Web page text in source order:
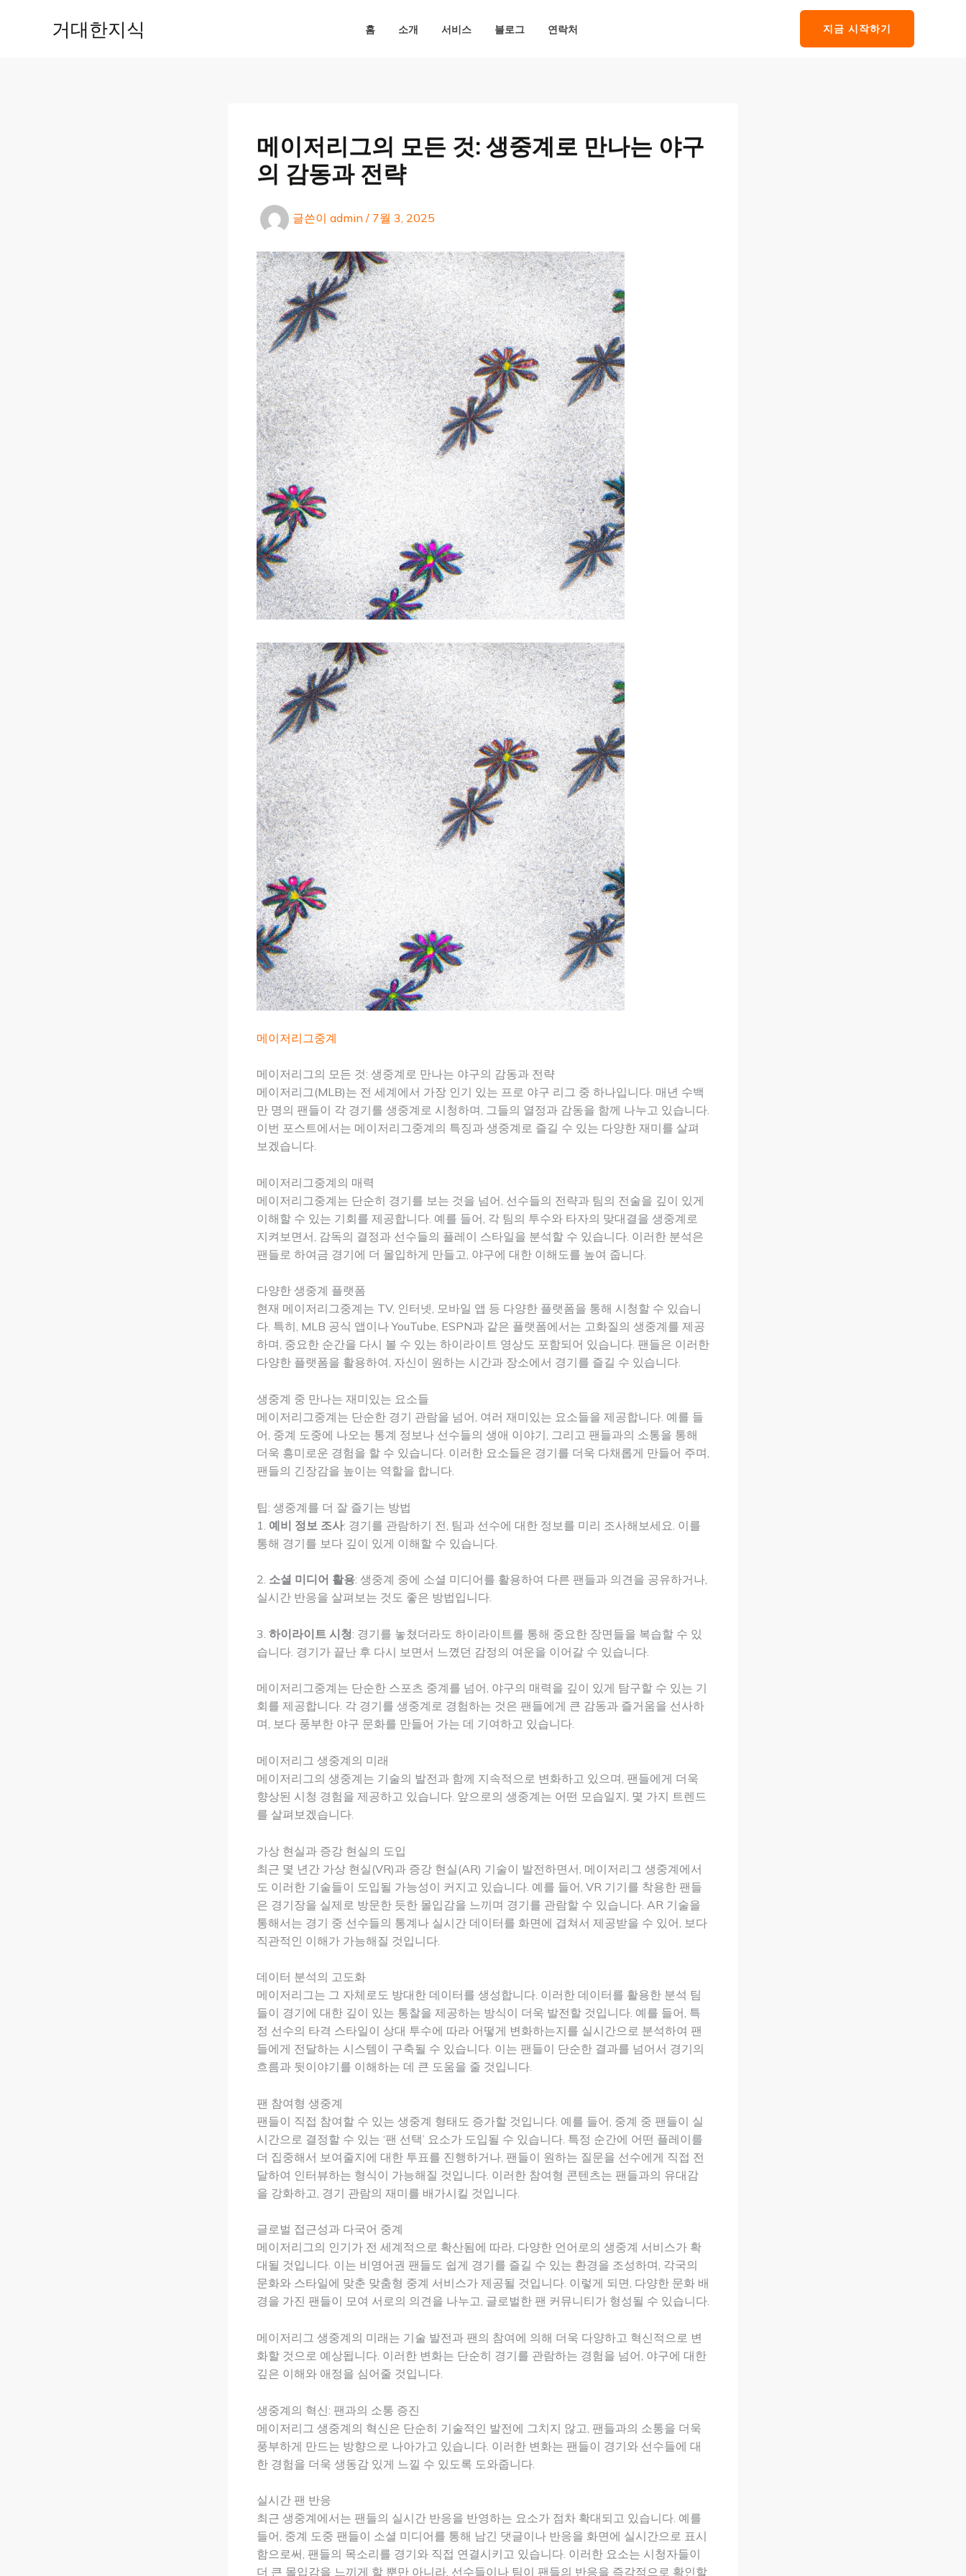
거대한지식 홈 소개 서비스 블로그 연락처 지금 시작하기
메이저리그의 모든 것: 생중계로 만나는 야구
의 감동과 전략
글쓴이 admin / 7월 3, 2025
메이저리그중계
메이저리그의 모든 것: 생중계로 만나는 야구의 감동과 전략
메이저리그(MLB)는 전 세계에서 가장 인기 있는 프로 야구 리그 중 하나입니다. 매년 수백
만 명의 팬들이 각 경기를 생중계로 시청하며, 그들의 열정과 감동을 함께 나누고 있습니다.
이번 포스트에서는 메이저리그중계의 특징과 생중계로 즐길 수 있는 다양한 재미를 살펴
보겠습니다.
메이저리그중계의 매력
메이저리그중계는 단순히 경기를 보는 것을 넘어, 선수들의 전략과 팀의 전술을 깊이 있게
이해할 수 있는 기회를 제공합니다. 예를 들어, 각 팀의 투수와 타자의 맞대결을 생중계로
지켜보면서, 감독의 결정과 선수들의 플레이 스타일을 분석할 수 있습니다. 이러한 분석은
팬들로 하여금 경기에 더 몰입하게 만들고, 야구에 대한 이해도를 높여 줍니다.
다양한 생중계 플랫폼
현재 메이저리그중계는 TV, 인터넷, 모바일 앱 등 다양한 플랫폼을 통해 시청할 수 있습니
다. 특히, MLB 공식 앱이나 YouTube, ESPN과 같은 플랫폼에서는 고화질의 생중계를 제공
하며, 중요한 순간을 다시 볼 수 있는 하이라이트 영상도 포함되어 있습니다. 팬들은 이러한
다양한 플랫폼을 활용하여, 자신이 원하는 시간과 장소에서 경기를 즐길 수 있습니다.
생중계 중 만나는 재미있는 요소들
메이저리그중계는 단순한 경기 관람을 넘어, 여러 재미있는 요소들을 제공합니다. 예를 들
어, 중계 도중에 나오는 통계 정보나 선수들의 생애 이야기, 그리고 팬들과의 소통을 통해
더욱 흥미로운 경험을 할 수 있습니다. 이러한 요소들은 경기를 더욱 다채롭게 만들어 주며,
팬들의 긴장감을 높이는 역할을 합니다.
팁: 생중계를 더 잘 즐기는 방법
1. 예비 정보 조사: 경기를 관람하기 전, 팀과 선수에 대한 정보를 미리 조사해보세요. 이를
통해 경기를 보다 깊이 있게 이해할 수 있습니다.
2. 소셜 미디어 활용: 생중계 중에 소셜 미디어를 활용하여 다른 팬들과 의견을 공유하거나,
실시간 반응을 살펴보는 것도 좋은 방법입니다.
3. 하이라이트 시청: 경기를 놓쳤더라도 하이라이트를 통해 중요한 장면들을 복습할 수 있
습니다. 경기가 끝난 후 다시 보면서 느꼈던 감정의 여운을 이어갈 수 있습니다.
메이저리그중계는 단순한 스포츠 중계를 넘어, 야구의 매력을 깊이 있게 탐구할 수 있는 기
회를 제공합니다. 각 경기를 생중계로 경험하는 것은 팬들에게 큰 감동과 즐거움을 선사하
며, 보다 풍부한 야구 문화를 만들어 가는 데 기여하고 있습니다.
메이저리그 생중계의 미래
메이저리그의 생중계는 기술의 발전과 함께 지속적으로 변화하고 있으며, 팬들에게 더욱
향상된 시청 경험을 제공하고 있습니다. 앞으로의 생중계는 어떤 모습일지, 몇 가지 트렌드
를 살펴보겠습니다.
가상 현실과 증강 현실의 도입
최근 몇 년간 가상 현실(VR)과 증강 현실(AR) 기술이 발전하면서, 메이저리그 생중계에서
도 이러한 기술들이 도입될 가능성이 커지고 있습니다. 예를 들어, VR 기기를 착용한 팬들
은 경기장을 실제로 방문한 듯한 몰입감을 느끼며 경기를 관람할 수 있습니다. AR 기술을
통해서는 경기 중 선수들의 통계나 실시간 데이터를 화면에 겹쳐서 제공받을 수 있어, 보다
직관적인 이해가 가능해질 것입니다.
데이터 분석의 고도화
메이저리그는 그 자체로도 방대한 데이터를 생성합니다. 이러한 데이터를 활용한 분석 팀
들이 경기에 대한 깊이 있는 통찰을 제공하는 방식이 더욱 발전할 것입니다. 예를 들어, 특
정 선수의 타격 스타일이 상대 투수에 따라 어떻게 변화하는지를 실시간으로 분석하여 팬
들에게 전달하는 시스템이 구축될 수 있습니다. 이는 팬들이 단순한 결과를 넘어서 경기의
흐름과 뒷이야기를 이해하는 데 큰 도움을 줄 것입니다.
팬 참여형 생중계
팬들이 직접 참여할 수 있는 생중계 형태도 증가할 것입니다. 예를 들어, 중계 중 팬들이 실
시간으로 결정할 수 있는 ‘팬 선택’ 요소가 도입될 수 있습니다. 특정 순간에 어떤 플레이를
더 집중해서 보여줄지에 대한 투표를 진행하거나, 팬들이 원하는 질문을 선수에게 직접 전
달하여 인터뷰하는 형식이 가능해질 것입니다. 이러한 참여형 콘텐츠는 팬들과의 유대감
을 강화하고, 경기 관람의 재미를 배가시킬 것입니다.
글로벌 접근성과 다국어 중계
메이저리그의 인기가 전 세계적으로 확산됨에 따라, 다양한 언어로의 생중계 서비스가 확
대될 것입니다. 이는 비영어권 팬들도 쉽게 경기를 즐길 수 있는 환경을 조성하며, 각국의
문화와 스타일에 맞춘 맞춤형 중계 서비스가 제공될 것입니다. 이렇게 되면, 다양한 문화 배
경을 가진 팬들이 모여 서로의 의견을 나누고, 글로벌한 팬 커뮤니티가 형성될 수 있습니다.
메이저리그 생중계의 미래는 기술 발전과 팬의 참여에 의해 더욱 다양하고 혁신적으로 변
화할 것으로 예상됩니다. 이러한 변화는 단순히 경기를 관람하는 경험을 넘어, 야구에 대한
깊은 이해와 애정을 심어줄 것입니다.
생중계의 혁신: 팬과의 소통 증진
메이저리그 생중계의 혁신은 단순히 기술적인 발전에 그치지 않고, 팬들과의 소통을 더욱
풍부하게 만드는 방향으로 나아가고 있습니다. 이러한 변화는 팬들이 경기와 선수들에 대
한 경험을 더욱 생동감 있게 느낄 수 있도록 도와줍니다.
실시간 팬 반응
최근 생중계에서는 팬들의 실시간 반응을 반영하는 요소가 점차 확대되고 있습니다. 예를
들어, 중계 도중 팬들이 소셜 미디어를 통해 남긴 댓글이나 반응을 화면에 실시간으로 표시
함으로써, 팬들의 목소리를 경기와 직접 연결시키고 있습니다. 이러한 요소는 시청자들이
더 큰 몰입감을 느끼게 할 뿐만 아니라, 선수들이나 팀이 팬들의 반응을 즉각적으로 확인할